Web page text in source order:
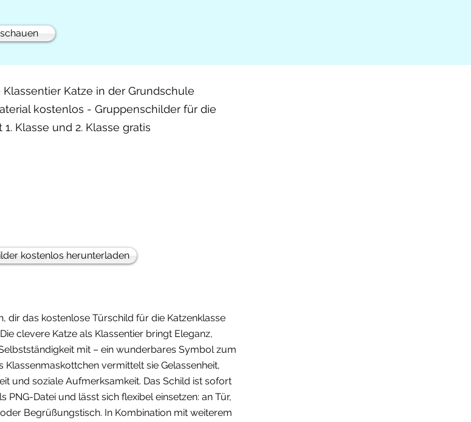
Klassentier Katze in der Grundschule
kostenlos - Gruppenschilder für die
Klasse und 2. Klasse gratis
kostenlos herunterladen
dir das kostenlose Türschild für die Katzenklasse
clevere Katze als Klassentier bringt Eleganz,
mit – ein wunderbares Symbol zum
Klassenmaskottchen vermittelt sie Gelassenheit,
und soziale Aufmerksamkeit. Das Schild ist sofort
PNG-Datei und lässt sich flexibel einsetzen: an Tür,
oder Begrüßungstisch. In Kombination mit weiterem